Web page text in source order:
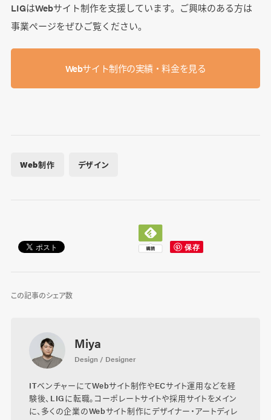
LIGはWebサイト制作を支援しています。ご興味のある方は
事業ぺージをぜひご覧ください。
Webサイト制作の実績・料金を見る
Web制作 デザイン
この記事のシェア数
Miya
Design / Designer
ITベンチャーにてWebサイト制作やECサイト運用などを経
験後、LIGに転職。コーポレートサイトや採用サイトをメイン
に、多くの企業のWebサイト制作にデザイナー・アートディレ